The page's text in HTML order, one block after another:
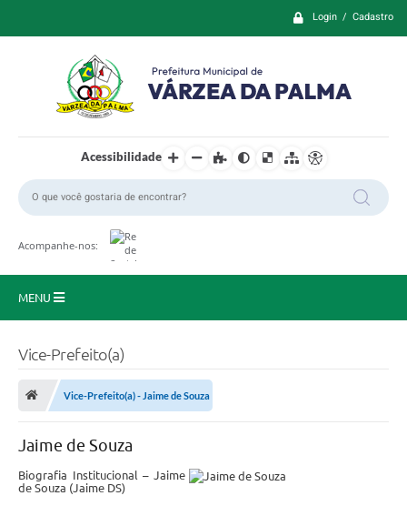
Login / Cadastro
Acessibilidade
Acompanhe-nos:
MENU
Empresas
Cidadão
Publicações
Vice-Prefeito(a)
Vice-Prefeito(a) - Jaime de Souza
Jaime de Souza
Biografia Institucional – Jaime
de Souza (Jaime DS)